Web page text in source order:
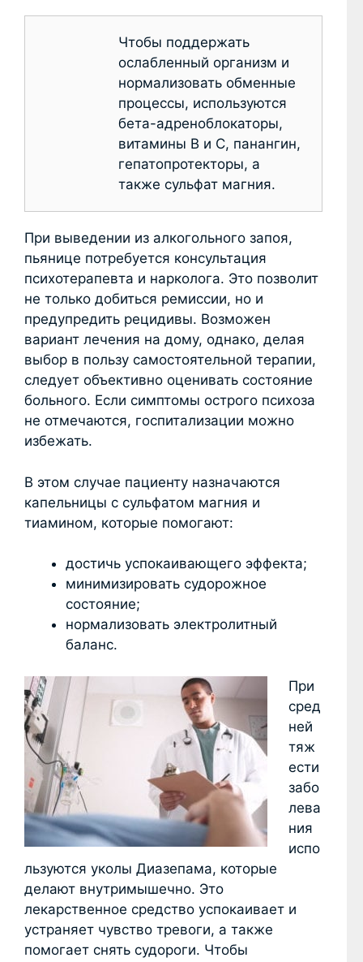
Чтобы поддержать
ослабленный организм и
нормализовать обменные
процессы, используются
бета-адреноблокаторы,
витамины B и C, панангин,
гепатопротекторы, а
также сульфат магния.
При выведении из алкогольного запоя,
пьянице потребуется консультация
психотерапевта и нарколога. Это позволит
не только добиться ремиссии, но и
предупредить рецидивы. Возможен
вариант лечения на дому, однако, делая
выбор в пользу самостоятельной терапии,
следует объективно оценивать состояние
больного. Если симптомы острого психоза
не отмечаются, госпитализации можно
избежать.
В этом случае пациенту назначаются
капельницы с сульфатом магния и
тиамином, которые помогают:
достичь успокаивающего эффекта;
минимизировать судорожное
состояние;
нормализовать электролитный
баланс.
При
сред
ней
тяж
ести
забо
лева
ния
испо
льзуются уколы Диазепама, которые
делают внутримышечно. Это
лекарственное средство успокаивает и
устраняет чувство тревоги, а также
помогает снять судороги. Чтобы